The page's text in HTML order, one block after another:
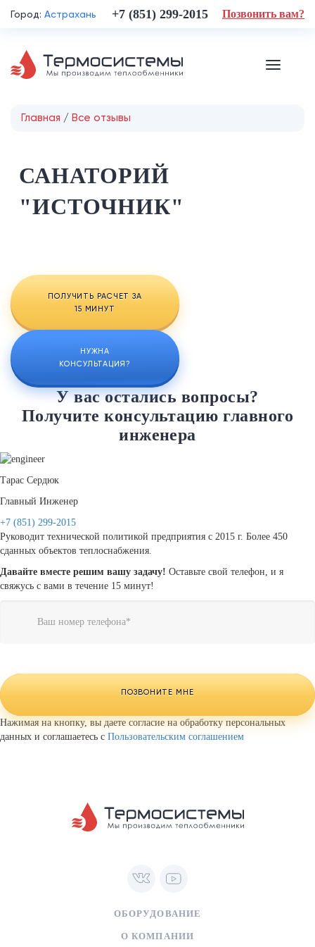
Город: Астрахань +7 (851) 299-2015 Позвонить вам?
Вы здесь
Главная / Все отзывы
САНАТОРИЙ
"ИСТОЧНИК"
ПОЛУЧИТЬ РАСЧЕТ ЗА
15 МИНУТ
НУЖНА
КОНСУЛЬТАЦИЯ?
У вас остались вопросы?
Получите консультацию главного
инженера
Тарас Сердюк
Главный Инженер
+7 (851) 299-2015
Руководит технической политикой предприятия с 2015 г. Более 450
сданных объектов теплоснабжения.
Давайте вместе решим вашу задачу! Оставьте свой телефон, и я
свяжусь с вами в течение 15 минут!
URL
ПОЗВОНИТЕ МНЕ
Нажимая на кнопку, вы даете согласие на обработку персональных
данных и соглашаетесь с Пользовательским соглашением
ОБОРУДОВАНИЕ
О КОМПАНИИ